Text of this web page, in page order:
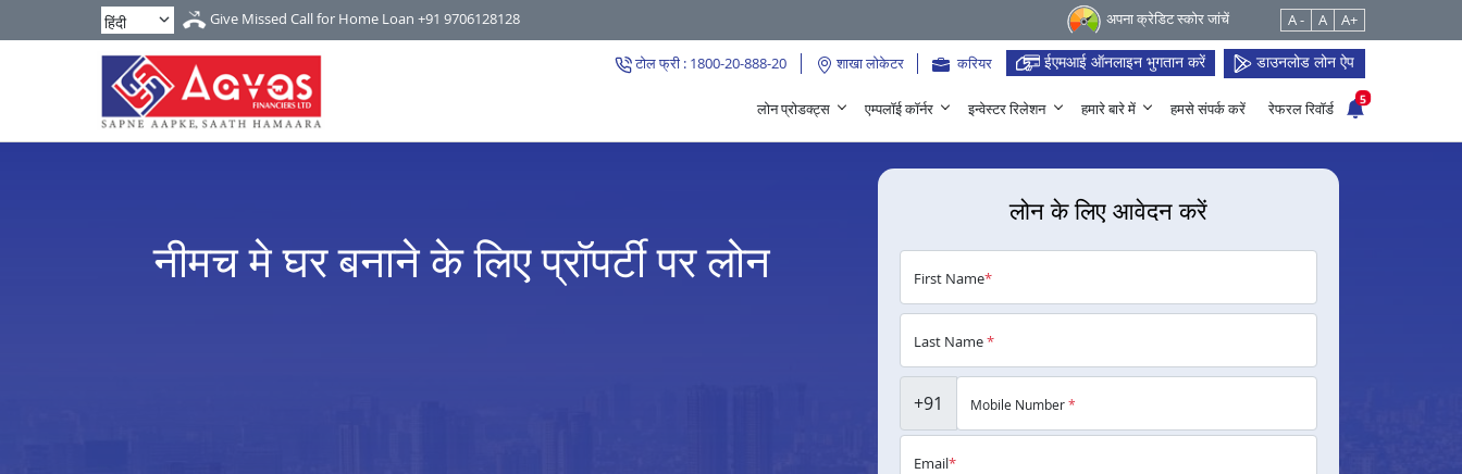
Give Missed Call for Home Loan +91 9706128128 अपना क्रेडिट स्कोर जांचें A - A A+
टोल फ्री : 1800-20-888-20 शाखा लोकेटर करियर ईएमआई ऑनलाइन भुगतान करें डाउनलोड लोन ऐप
लोन प्रोडक्ट्स एम्पलॉई कॉर्नर इन्वेस्टर रिलेशन हमारे बारे में हमसे संपर्क करें रेफरल रिवॉर्ड
5
नीमच मे घर बनाने के लिए प्रॉपर्टी पर लोन
लोन के लिए आवेदन करें
First Name*
Last Name*
+91 Mobile Number*
Email*